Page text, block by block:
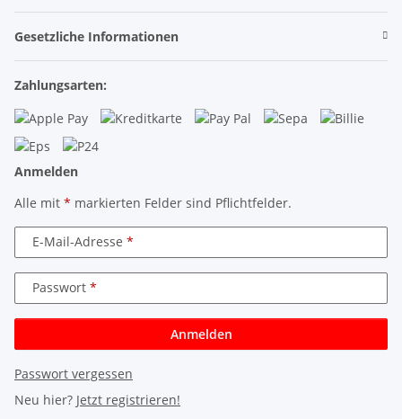
Gesetzliche Informationen
Zahlungsarten:
Anmelden
Alle mit * markierten Felder sind Pflichtfelder.
E-Mail-Adresse
Passwort
Anmelden
Passwort vergessen
Neu hier? Jetzt registrieren!